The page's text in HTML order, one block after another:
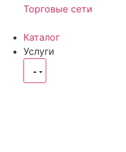
Торговые сети
Каталог
Услуги